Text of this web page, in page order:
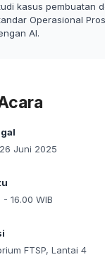
kasus pembuatan
Operasional
AI.
Juni 2025
- 16.00 WIB
FTSP, Lantai 4